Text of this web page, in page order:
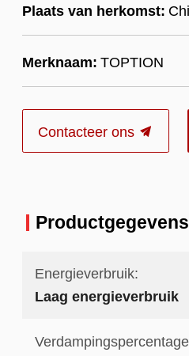
Plaats van herkomst:
Merknaam: TOPTION
Contacteer ons
Productgegevens
Energieverbruik:
Laag energieverbruik